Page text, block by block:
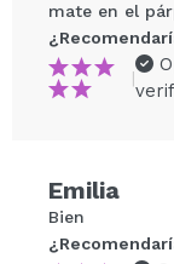
Tu vídeo
mate en el
|
Emilia
Bien